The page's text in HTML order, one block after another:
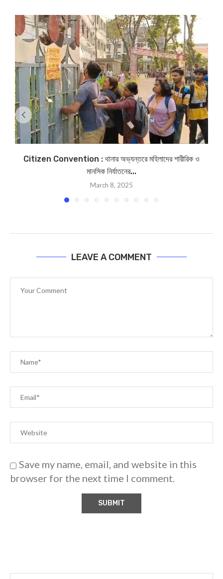
Citizen Convention : থানার অভ্যন্তরে মহিলাদের শারীরিক ও
মানসিক নির্যাতনের...
March 8, 2025
LEAVE A COMMENT
Save my name, email, and website in this
browser for the next time I comment.